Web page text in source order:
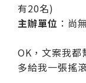
有20名)
主辦單位 ：尚
OK，文案我都
多給我一張搖